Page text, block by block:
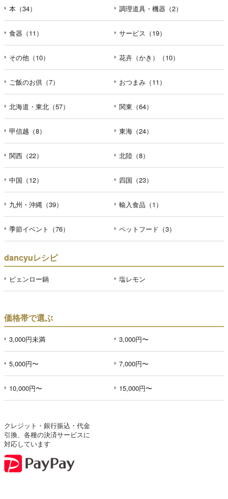
本（34） 調理道具・機器（2）
食器（11） サービス（19）
その他（10） 花卉（かき）（10）
ご飯のお供（7） おつまみ（11）
北海道・東北（57） 関東（64）
甲信越（8） 東海（24）
関西（22） 北陸（8）
中国（12） 四国（23）
九州・沖縄（39） 輸入食品（1）
季節イベント（76） ペットフード（3）
dancyuレシピ
ピェンロー鍋 塩レモン
価格帯で選ぶ
3,000円未満 3,000円〜
5,000円〜 7,000円〜
10,000円〜 15,000円〜
クレジット・銀行振込・代金
引換、各種の決済サービスに
対応しています